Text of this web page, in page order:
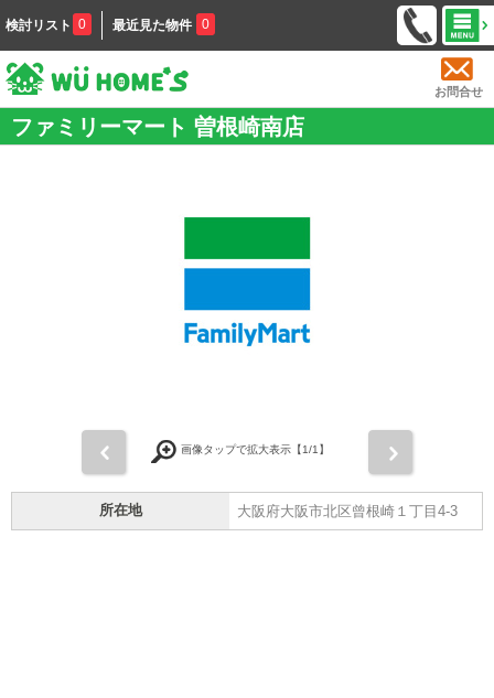
検討リスト 0 最近見た物件 0
お問合せ
ファミリーマート 曽根崎南店
画像タップで拡大表示【1/1】
所在地 大阪府大阪市北区曾根崎１丁目4-3